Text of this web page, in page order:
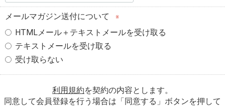
メールマガジン送付について ※
HTMLメール＋テキストメールを受け取る
テキストメールを受け取る
受け取らない
利用規約を契約の内容とします。
同意して会員登録を行う場合は「同意する」ボタンを押して